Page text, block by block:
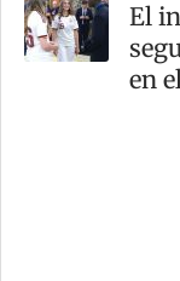
El
en